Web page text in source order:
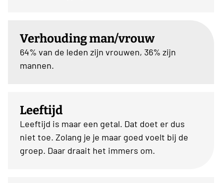
Verhouding man/vrouw
64% van de leden zijn vrouwen, 36% zijn
mannen.
Leeftijd
Leeftijd is maar een getal. Dat doet er dus
niet toe. Zolang je je maar goed voelt bij de
groep. Daar draait het immers om.